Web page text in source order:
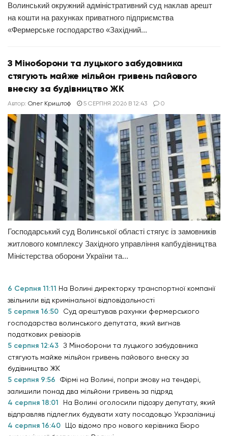
Волинський окружний адміністративний суд наклав арешт
на кошти на рахунках приватного підприємства
«Фермерське господарство «Західний...
З Міноборони та луцького забудовника
стягують майже мільйон гривень пайового
внеску за будівництво ЖК
Автор: Олег Криштоф 5 СЕРПНЯ 2026 В 12:43 0
Господарський суд Волинської області стягує із замовників
житлового комплексу Західного управління капбудівництва
Міністерства оборони України та...
6 Серпня 11:11 На Волині директорку транспортної компанії
звільнили від кримінальної відповідальності
5 серпня 16:50
Суд арештував рахунки фермерського
господарства волинського депутата, який вигнав
податкових ревізорів
5 серпня 12:43 З Міноборони та луцького забудовника
стягують майже мільйон гривень пайового внеску за
будівництво ЖК
5 серпня 9:56
Фірмі на Волині, попри змову на тендері,
залишили понад два мільйони гривень за підряд
4 серпня 18:01
На Волині оголосили підозру депутату, який
відправляв підлеглих будувати хату посадовцю Укрзалізниці
4 серпня 16:40
Що відомо про нового керівника Бюро